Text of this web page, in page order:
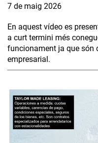
7 de maig 2026
En aquest vídeo es
a curt termini més
funcionament ja que són
empresarial.